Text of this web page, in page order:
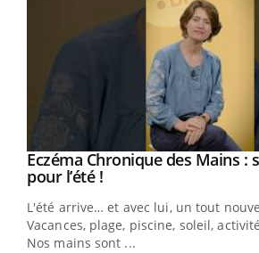
Youtube
Eczéma Chronique des Mains :
pour l’été !Youtube
L'été arrive… et avec lui, un tout
Vacances, plage, piscine, soleil,
Nos mains sont ...